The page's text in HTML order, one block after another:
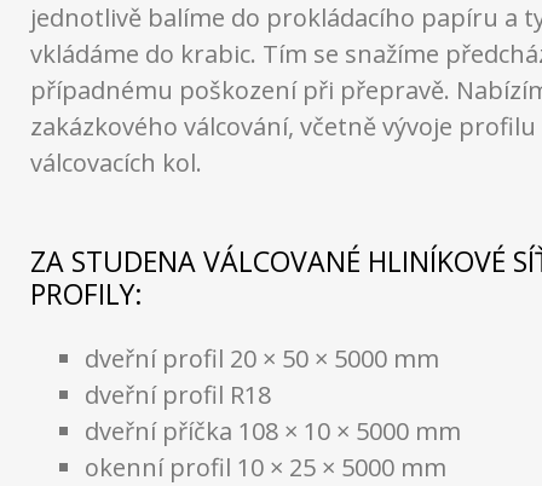
jednotlivě balíme do prokládacího papíru a
vkládáme do krabic. Tím se snažíme
případnému poškození při přepravě.
zakázkového válcování, včetně vývoje
válcovacích kol.
ZA STUDENA VÁLCOVANÉ HLINÍKOVÉ
PROFILY:
dveřní profil 20 × 50 × 5000 mm
dveřní profil R18
dveřní příčka 108 × 10 × 5000 mm
okenní profil 10 × 25 × 5000 mm